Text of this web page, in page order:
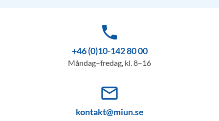
phone
+46 (0)10-142 80 00
Måndag–fredag, kl. 8–16
mail_outline
kontakt@miun.se